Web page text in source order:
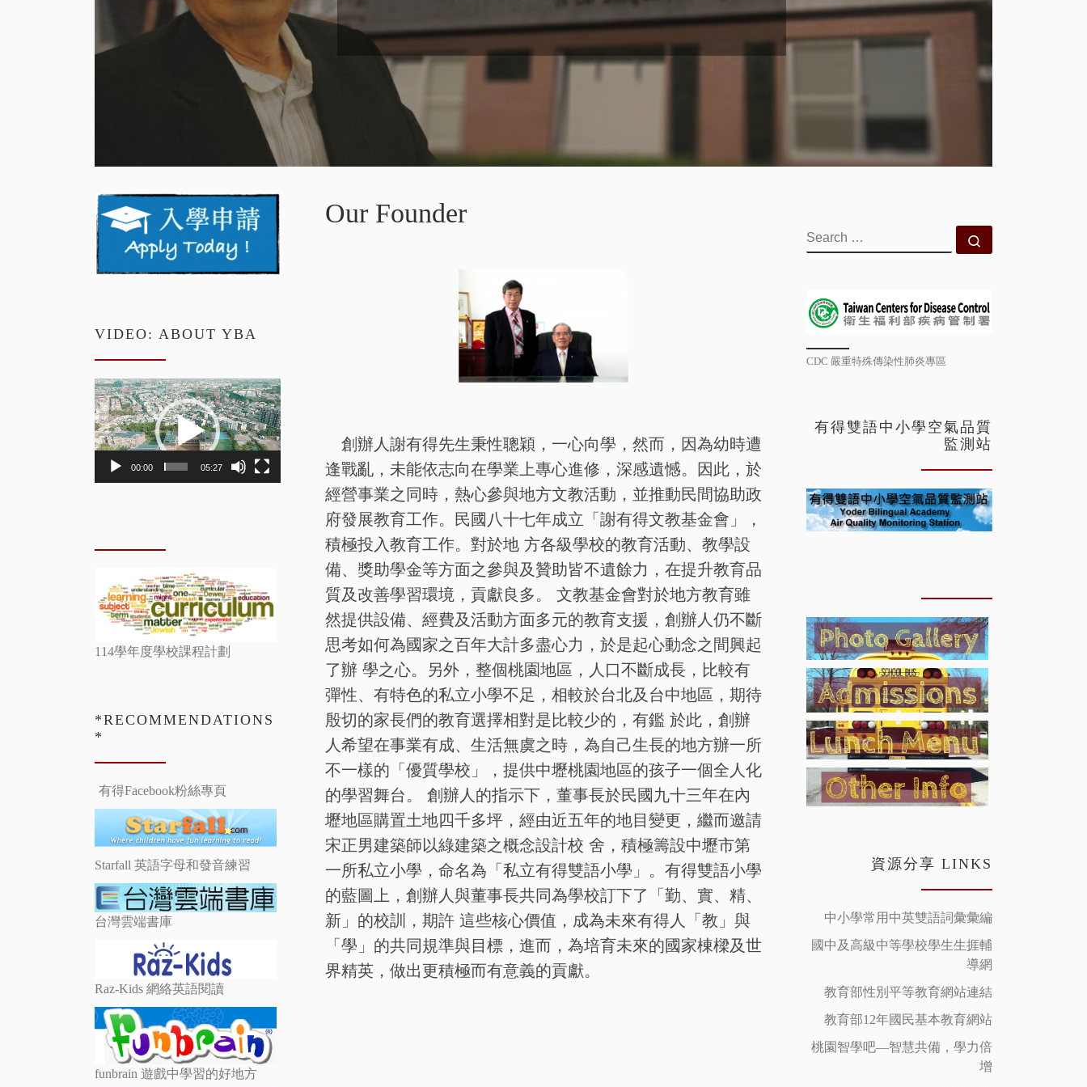
Our Founder
創辦人謝有得先生秉性聰穎，一心向學，然而，因為幼時遭
逢戰亂，未能依志向在學業上專心進修，深感遺憾。因此，於
經營事業之同時，熱心參與地方文教活動，並推動民間協助政
府發展教育工作。民國八十七年成立「謝有得文教基金會」，
積極投入教育工作。對於地 方各級學校的教育活動、教學設
備、獎助學金等方面之參與及贊助皆不遺餘力，在提升教育品
質及改善學習環境，貢獻良多。 文教基金會對於地方教育雖
然提供設備、經費及活動方面多元的教育支援，創辦人仍不斷
思考如何為國家之百年大計多盡心力，於是起心動念之間興起
了辦 學之心。另外，整個桃園地區，人口不斷成長，比較有
彈性、有特色的私立小學不足，相較於台北及台中地區，期待
殷切的家長們的教育選擇相對是比較少的，有鑑 於此，創辦
人希望在事業有成、生活無虞之時，為自己生長的地方辦一所
不一樣的「優質學校」，提供中壢桃園地區的孩子一個全人化
的學習舞台。 創辦人的指示下，董事長於民國九十三年在內
壢地區購置土地四千多坪，經由近五年的地目變更，繼而邀請
宋正男建築師以綠建築之概念設計校 舍，積極籌設中壢市第
一所私立小學，命名為「私立有得雙語小學」。有得雙語小學
的藍圖上，創辦人與董事長共同為學校訂下了「勤、實、精、
新」的校訓，期許 這些核心價值，成為未來有得人「教」與
「學」的共同規準與目標，進而，為培育未來的國家棟樑及世
界精英，做出更積極而有意義的貢獻。
VIDEO: ABOUT YBA
Video
Player
00:00 05:27
114學年度學校課程計劃
*RECOMMENDATIONS
*
有得Facebook粉絲專頁
Starfall 英語字母和發音練習
台灣雲端書庫
Raz-Kids 網絡英語閱讀
funbrain 遊戲中學習的好地方
SEARCH
CDC 嚴重特殊傳染性肺炎專區
有得雙語中小學空氣品質
監測站
資源分享 LINKS
中小學常用中英雙語詞彙彙編
國中及高級中等學校學生生捱輔
導網
教育部性別平等教育網站連結
教育部12年國民基本教育網站
桃園智學吧—智慧共備，學力倍
增